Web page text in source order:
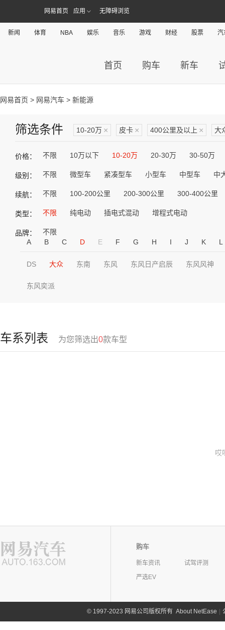
网易首页 应用 无障碍浏览
新闻 体育 NBA 娱乐 音乐 游戏 财经 股票 汽
首页 购车 新车
网易首页 > 网易汽车 > 新能源
筛选条件 10-20万 × 皮卡 × 400公里及以上 × 大
价格： 不限 10万以下 10-20万 20-30万 30-50万
级别： 不限 微型车 紧凑型车 小型车 中型车 中
续航： 不限 100-200公里 200-300公里 300-400公里
类型： 不限 纯电动 插电式混动 增程式电动
品牌：
不限
A
B C D E F G H I J K L
DS 大众 东南 东风 东风日产启辰 东风风神
东风奕派
车系列表 为您筛选出0款车型
哎
购车
新车资讯
试驾评测
严选EV
©1997-2023 网易公司版权所有 About NetEase